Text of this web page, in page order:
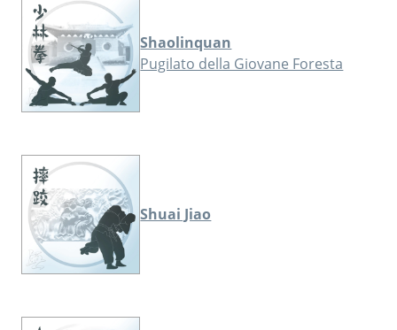
Shaolinquan
Pugilato della Giovane Foresta
Shuai Jiao